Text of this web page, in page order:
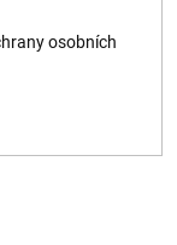
osobních